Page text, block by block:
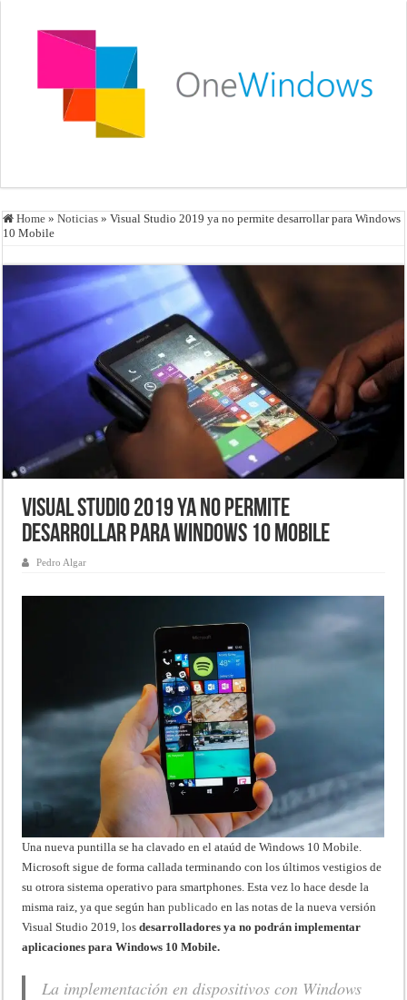
Home » Noticias » Visual Studio 2019 ya no permite desarrollar para Windows
10 Mobile
Visual Studio 2019 ya no permite
desarrollar para Windows 10 Mobile
Pedro Algar
Una nueva puntilla se ha clavado en el ataúd de Windows 10 Mobile.
Microsoft sigue de forma callada terminando con los últimos vestigios de
su otrora sistema operativo para smartphones. Esta vez lo hace desde la
misma raiz, ya que según hanpublicado en las notas de la nueva versión
Visual Studio 2019, losdesarrolladores ya no podrán implementar
aplicaciones para Windows 10 Mobile.
La implementación en dispositivos con Windows